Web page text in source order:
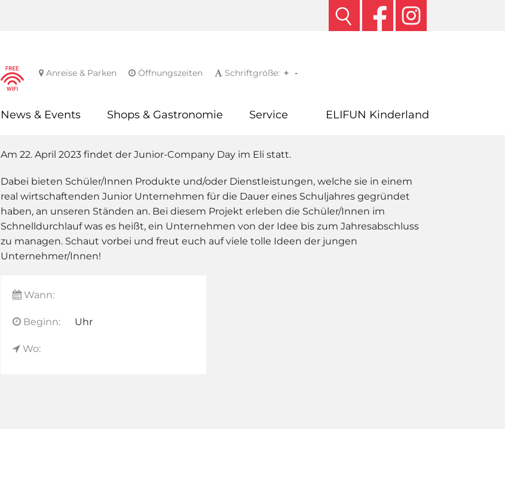
Anreise & Parken
Öffnungszeiten Schriftgröße: -
+
News & Events Shops & Gastronomie Service ELIFUN Kinderland
Am 22. April 2023 findet der Junior-Company Day im Eli statt.
Dabei bieten Schüler/Innen Produkte und/oder Dienstleistungen, welche sie in einem
real wirtschaftenden Junior Unternehmen für die Dauer eines Schuljahres gegründet
haben, an unseren Ständen an. Bei diesem Projekt erleben die Schüler/Innen im
Schnelldurchlauf was es heißt, ein Unternehmen von der Idee bis zum Jahresabschluss
zu managen. Schaut vorbei und freut euch auf viele tolle Ideen der jungen
Unternehmer/Innen!
Wann:
Beginn: Uhr
Wo: